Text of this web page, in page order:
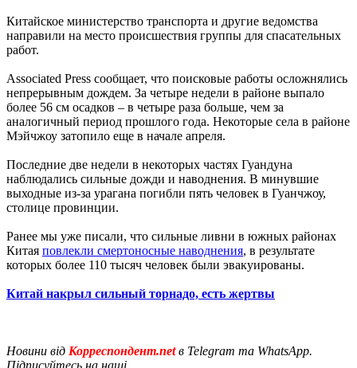
Китайское министерство транспорта и другие ведомства
направили на место происшествия группы для спасательных
работ.
Associated Press сообщает, что поисковые работы осложнялись
непрерывным дождем. За четыре недели в районе выпало
более 56 см осадков – в четыре раза больше, чем за
аналогичный период прошлого года. Некоторые села в районе
Мэйчжоу затопило еще в начале апреля.
Последние две недели в некоторых частях Гуандуна
наблюдались сильные дожди и наводнения. В минувшие
выходные из-за урагана погибли пять человек в Гуанчжоу,
столице провинции.
Ранее мы уже писали, что сильные ливни в южных районах
Китая повлекли смертоносные наводнения, в результате
которых более 110 тысяч человек были эвакуированы.
Китай накрыл сильный торнадо, есть жертвы
Новини від Корреспондент.netв Telegram та WhatsApp.
Підписуйтесь на наші